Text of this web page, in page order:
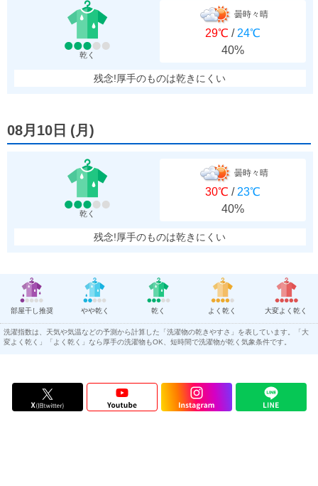
乾く
曇時々晴
29℃ / 24℃
40%
残念!厚手のものは乾きにくい
08月10日 (月 )
乾く
曇時々晴
30℃ / 23℃
40%
残念!厚手のものは乾きにくい
部屋干し推奨 やや乾く 乾く よく乾く 大変よく乾く
洗濯指数は、天気や気温などの予測から計算した「洗濯物の乾きやすさ」を表しています。「大
変よく乾く」「よく乾く」なら厚手の洗濯物もOK、短時間で洗濯物が乾く気象条件です。